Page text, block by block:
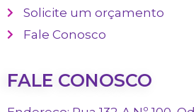
Solicite um orçamento
Fale Conosco
FALE CONOSCO